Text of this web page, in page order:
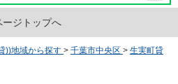
ージトップへ
))地域から探す > 千葉市中央区 > 生実町貸